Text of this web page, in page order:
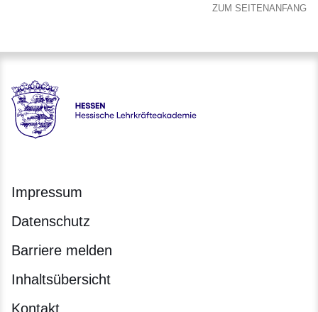
ZUM SEITENANFANG
Hessen - Hessische Lehrkräfteakademie
Impressum
Datenschutz
Barriere melden
Inhaltsübersicht
Kontakt